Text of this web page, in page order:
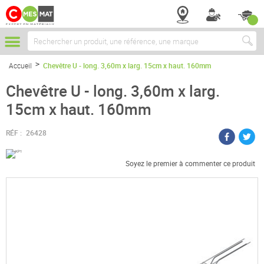
Chercher
Accueil Chevêtre U - long. 3,60m x larg. 15cm x haut. 160mm
Chevêtre U - long. 3,60m x larg.
15cm x haut. 160mm
RÉF : 26428
Soyez le premier à commenter ce produit
Passer